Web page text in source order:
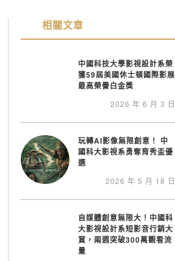
相關文章
中國科技大學影視設計系榮
獲59屆美國休士頓國際影展
最高榮譽白金獎
2026 年 6 月 3 日
玩轉AI影像無限創意！ 中
國科大影視系勇奪育秀盃優
選
2026 年 5 月 18 日
自媒體創意無限大！中國科
大影視設計系短影音行銷大
賞，兩週突破300萬觀看流
量